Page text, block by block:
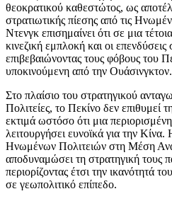
θεοκρατικού καθεστώτος, ως
στρατιωτικής πίεσης από τις
Ντενγκ επισημαίνει ότι σε μια
κινεζική εμπλοκή και οι
επιβεβαιώνοντας τους φόβους του
υποκινούμενη από την Ουάσινγκτον.
Στο πλαίσιο του στρατηγικού
Πολιτείες, το Πεκίνο δεν επιθυμεί
εκτιμά ωστόσο ότι μια
λειτουργήσει ευνοϊκά για την
Ηνωμένων Πολιτειών στη Μέση
αποδυναμώσει τη στρατηγική τους
περιορίζοντας έτσι την ικανότητά
σε γεωπολιτικό επίπεδο.